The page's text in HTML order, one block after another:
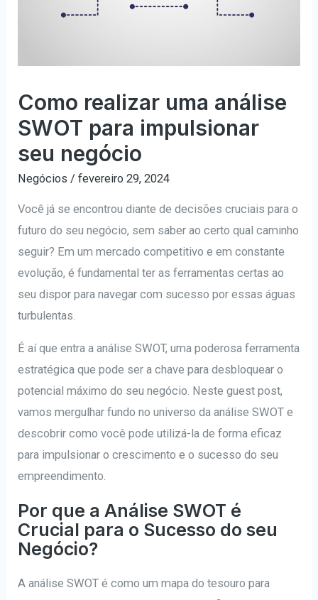
Como realizar uma análise
SWOT para impulsionar
seu negócio
Negócios /fevereiro 29, 2024
Você já se encontrou diante de decisões cruciais para o
futuro do seu negócio, sem saber ao certo qual caminho
seguir? Em um mercado competitivo e em constante
evolução, é fundamental ter as ferramentas certas ao
seu dispor para navegar com sucesso por essas águas
turbulentas.
É aí que entra a análise SWOT, uma poderosa ferramenta
estratégica que pode ser a chave para desbloquear o
potencial máximo do seu negócio. Neste guest post,
vamos mergulhar fundo no universo da análise SWOT e
descobrir como você pode utilizá-la de forma eficaz
para impulsionar o crescimento e o sucesso do seu
empreendimento.
Por que a Análise SWOT é
Crucial para o Sucesso do seu
Negócio?
A análise SWOT é como um mapa do tesouro para